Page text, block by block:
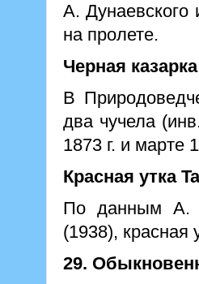
А. Дунаевского
на пролете.
Черная
В
два чучела
1873 г. и марте
Красная утка
По данным А.
(1938), красная
29.